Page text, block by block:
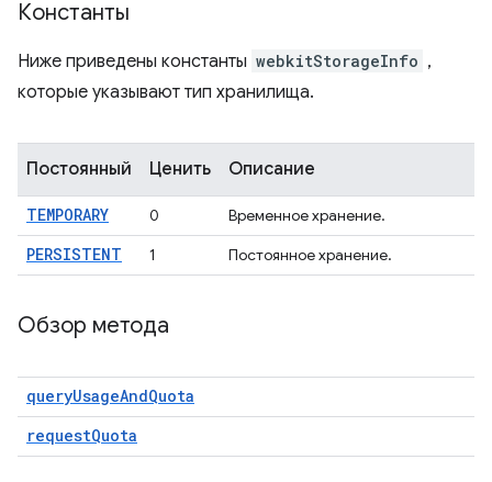
Константы
Ниже приведены константы webkitStorageInfo ,
которые указывают тип хранилища.
Постоянный Ценить Описание
TEMPORARY 0 Временное хранение.
PERSISTENT 1 Постоянное хранение.
Обзор метода
queryUsageAndQuota
requestQuota